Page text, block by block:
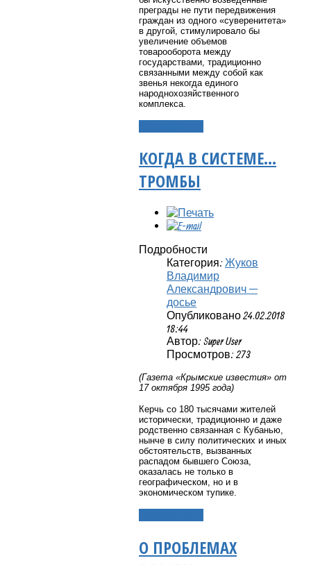
преграды не пути передвижения
граждан из одного «суверенитета»
в другой, стимулировало бы
увеличение объемов
товарооборота между
государствами, традиционно
связанными между собой как
звенья некогда единого
народнохозяйственного
комплекса.
КОГДА В СИСТЕМЕ…
ТРОМБЫ
Подробности
Категория: Жуков
Владимир
Александрович —
досье
Опубликовано 24.02.2018
18:44
Автор: Super User
Просмотров: 273
(Газета «Крымские известия» от
17 октября 1995 года)
Керчь со 180 тысячами жителей
исторически, традиционно и даже
родственно связанная с Кубанью,
нынче в силу политических и иных
обстоятельств, вызванных
распадом бывшего Союза,
оказалась не только в
географическом, но и в
экономическом тупике.
О ПРОБЛЕМАХ